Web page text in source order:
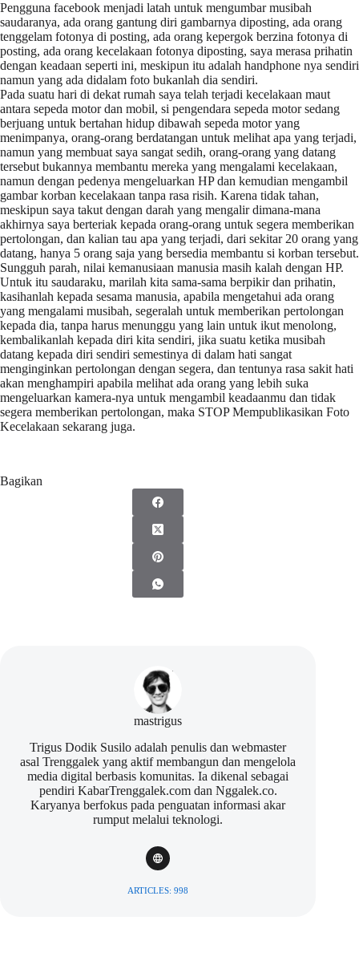
Pengguna facebook menjadi latah untuk mengumbar musibah
saudaranya, ada orang gantung diri gambarnya diposting, ada orang
tenggelam fotonya di posting, ada orang kepergok berzina fotonya di
posting, ada orang kecelakaan fotonya diposting, saya merasa prihatin
dengan keadaan seperti ini, meskipun itu adalah handphone nya sendiri
namun yang ada didalam foto bukanlah dia sendiri.
Pada suatu hari di dekat rumah saya telah terjadi kecelakaan maut
antara sepeda motor dan mobil, si pengendara sepeda motor sedang
berjuang untuk bertahan hidup dibawah sepeda motor yang
menimpanya, orang-orang berdatangan untuk melihat apa yang terjadi,
namun yang membuat saya sangat sedih, orang-orang yang datang
tersebut bukannya membantu mereka yang mengalami kecelakaan,
namun dengan pedenya mengeluarkan HP dan kemudian mengambil
gambar korban kecelakaan tanpa rasa risih. Karena tidak tahan,
meskipun saya takut dengan darah yang mengalir dimana-mana
akhirnya saya berteriak kepada orang-orang untuk segera memberikan
pertolongan, dan kalian tau apa yang terjadi, dari sekitar 20 orang yang
datang, hanya 5 orang saja yang bersedia membantu si korban tersebut.
Sungguh parah, nilai kemanusiaan manusia masih kalah dengan HP.
Untuk itu saudaraku, marilah kita sama-sama berpikir dan prihatin,
kasihanlah kepada sesama manusia, apabila mengetahui ada orang
yang mengalami musibah, segeralah untuk memberikan pertolongan
kepada dia, tanpa harus menunggu yang lain untuk ikut menolong,
kembalikanlah kepada diri kita sendiri, jika suatu ketika musibah
datang kepada diri sendiri semestinya di dalam hati sangat
menginginkan pertolongan dengan segera, dan tentunya rasa sakit hati
akan menghampiri apabila melihat ada orang yang lebih suka
mengeluarkan kamera-nya untuk mengambil keadaanmu dan tidak
segera memberikan pertolongan, maka STOP Mempublikasikan Foto
Kecelakaan sekarang juga.
Bagikan
mastrigus
Trigus Dodik Susilo adalah penulis dan webmaster
asal Trenggalek yang aktif membangun dan mengelola
media digital berbasis komunitas. Ia dikenal sebagai
pendiri KabarTrenggalek.com dan Nggalek.co.
Karyanya berfokus pada penguatan informasi akar
rumput melalui teknologi.
ARTICLES: 998